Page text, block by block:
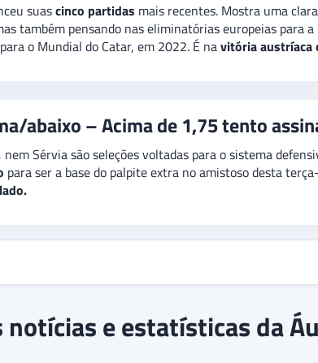
suascinco partidas mais recentes. Mostra uma
também pensando nas eliminatórias europeias para
o Mundial do Catar, em 2022. É navitória austríaca
abaixo – Acima de 1,75 tento
Sérvia são seleções voltadas para o sistema
para ser a base do palpite extra no amistoso desta
e estatísticas da